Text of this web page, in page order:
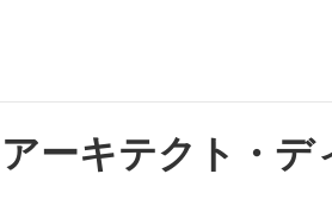
ーキテクト・デ